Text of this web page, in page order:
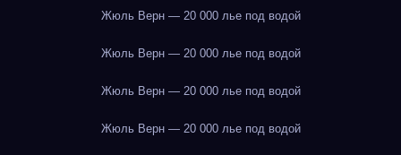
Жюль Верн — 20 000 лье под водой
Жюль Верн — 20 000 лье под водой
Жюль Верн — 20 000 лье под водой
Жюль Верн — 20 000 лье под водой